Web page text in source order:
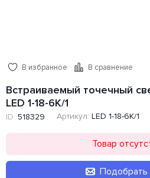
В избранное В сравнение
Встраиваемый точечный
LED 1-18-6K/1
ID: 518329 Артикул: LED 1-18-6K/1
Товар
Подобрать